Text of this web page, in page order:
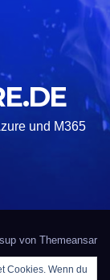
und M365
von Themeansar
Cookies. Wenn du